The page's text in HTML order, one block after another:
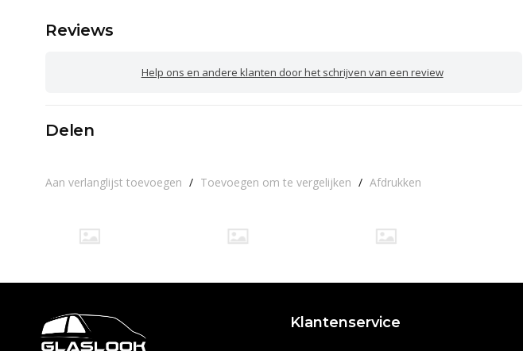
Reviews
Help ons en andere klanten door het schrijven van een review
Delen
Aan verlanglijst toevoegen / Toevoegen om te vergelijken / Afdrukken
Klantenservice